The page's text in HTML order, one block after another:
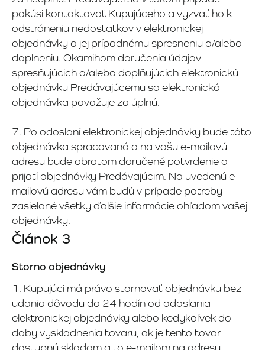
pokúsi kontaktovať Kupujúceho a vyzvať ho k
odstráneniu nedostatkov v elektronickej
objednávky a jej prípadnému spresneniu a/alebo
doplneniu. Okamihom doručenia údajov
spresňujúcich a/alebo doplňujúcich elektronickú
objednávku Predávajúcemu sa elektronická
objednávka považuje za úplnú.
7. Po odoslaní elektronickej objednávky bude táto
objednávka spracovaná a na vašu e-mailovú
adresu bude obratom doručené potvrdenie o
prijatí objednávky Predávajúcim. Na uvedenú e-
mailovú adresu vám budú v prípade potreby
zasielané všetky ďalšie informácie ohľadom vašej
objednávky.
Článok 3
Storno objednávky
1. Kupujúci má právo stornovať objednávku bez
udania dôvodu do 24 hodín od odoslania
elektronickej objednávky alebo kedykoľvek do
doby vyskladnenia tovaru, ak je tento tovar
dostupný skladom a to e-mailom na adresu